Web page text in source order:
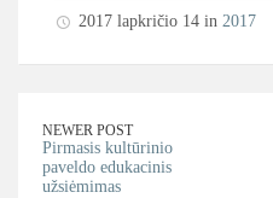
2017 lapkričio 14 in 2017
NEWER POST
Pirmasis kultūrinio
paveldo edukacinis
užsiėmimas